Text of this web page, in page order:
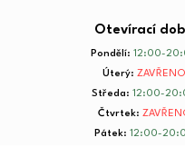
Otevírací
Pondělí: 12:00-
Úterý: ZAVŘENO
Středa: 12:00-
Čtvrtek:
Pátek: 12:00-